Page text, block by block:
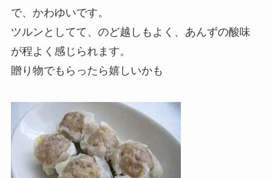
で、かわゆいです。
ツルンとしてて、のど越しもよく、あんずの酸味
が程よく感じられます。
贈り物でもらったら嬉しいかも